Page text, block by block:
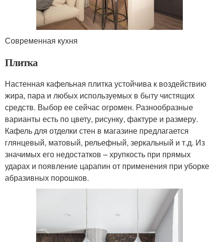
Современная кухня
Плитка
Настенная кафельная плитка устойчива к воздействию
жира, пара и любых используемых в быту чистящих
средств. Выбор ее сейчас огромен. Разнообразные
варианты есть по цвету, рисунку, фактуре и размеру.
Кафель для отделки стен в магазине предлагается
глянцевый, матовый, рельефный, зеркальный и т.д. Из
значимых его недостатков – хрупкость при прямых
ударах и появление царапин от применения при уборке
абразивных порошков.